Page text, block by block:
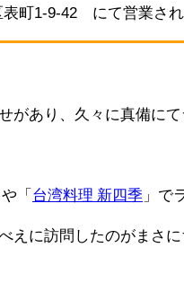
町1-9-42 にて営業され
があり、久々に真備にて
や「 台湾料理 新四季 」で
えに訪問したのがまさに